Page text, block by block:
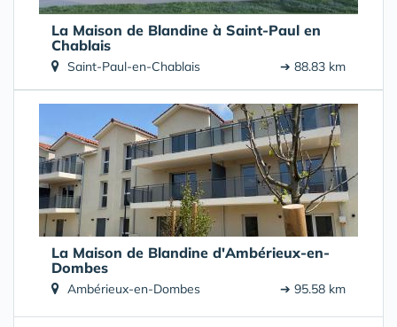
La Maison de Blandine à Saint-Paul en
Chablais
Saint-Paul-en-Chablais ➔ 88.83 km
La Maison de Blandine d'Ambérieux-en-
Dombes
Ambérieux-en-Dombes ➔ 95.58 km